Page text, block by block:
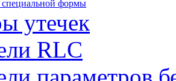
специальной формы
утечек
RLC